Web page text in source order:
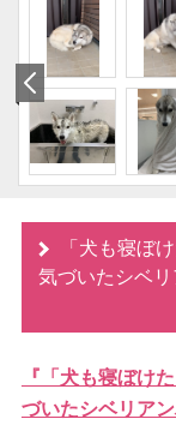
「犬も寝ぼ
気づいたシベ
『「犬も寝ぼけ
づいたシベリア